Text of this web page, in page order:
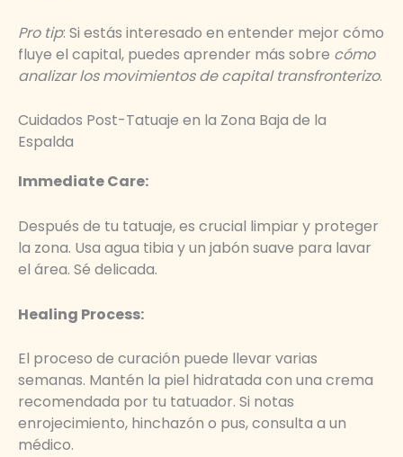
Pro tip: Si estás interesado en entender mejor cómo
fluye el capital, puedes aprender más sobre cómo
analizar los movimientos de capital transfronterizo.
Cuidados Post-Tatuaje en la Zona Baja de la
Espalda
Immediate Care:
Después de tu tatuaje, es crucial limpiar y proteger
la zona. Usa agua tibia y un jabón suave para lavar
el área. Sé delicada.
Healing Process:
El proceso de curación puede llevar varias
semanas. Mantén la piel hidratada con una crema
recomendada por tu tatuador. Si notas
enrojecimiento, hinchazón o pus, consulta a un
médico.